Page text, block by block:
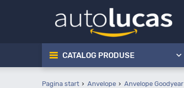
CATALOG PRODUSE
Pagina start Anvelope Anvelope Goodyear